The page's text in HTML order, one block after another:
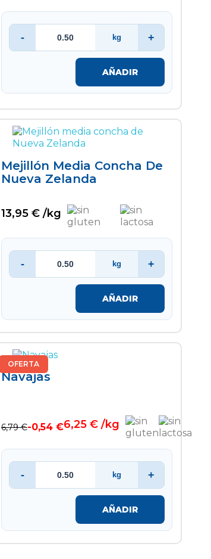
- kg +
AÑADIR
Mejillón Media Concha De
Nueva Zelanda
13,95 € /kg
- kg +
AÑADIR
Navajas
6,79 €-0,54 €6,25 € /kg
- kg +
AÑADIR
OFERTA